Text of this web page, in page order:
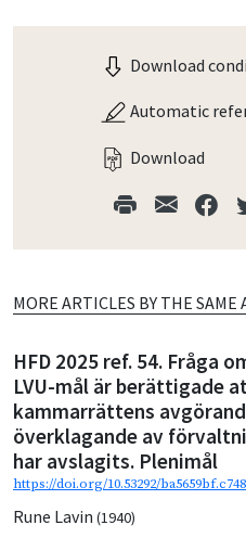
Download
Automatic
Download
MORE ARTICLES BY THE SAME
HFD 2025 ref. 54. Fråga
LVU-mål är berättigade
kammarrättens
överklagande av
har avslagits. Plenimål
https://doi.org/10.53292/
Rune Lavin (1940)